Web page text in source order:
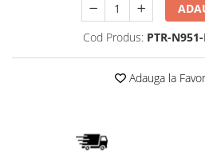
Cod Produs: PTR-
Adauga la